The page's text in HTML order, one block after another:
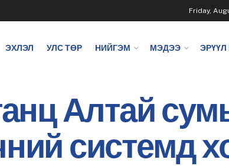
Friday,
ЭХЛЭЛ УЛС ТӨР НИЙГЭМ МЭДЭЭ
Алтай
системд